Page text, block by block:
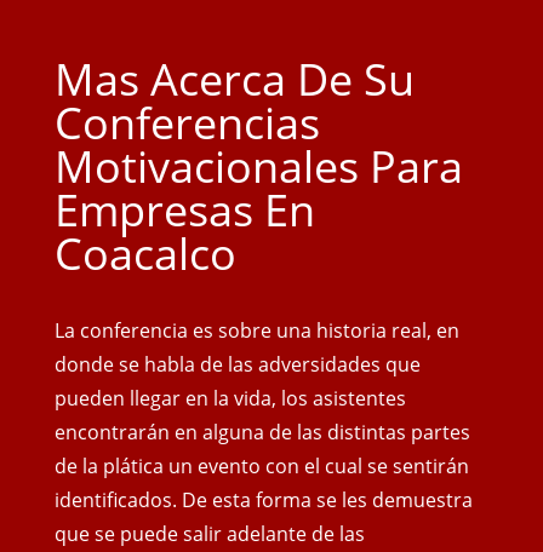
Mas Acerca De Su
Conferencias
Motivacionales Para
Empresas En
Coacalco
La conferencia es sobre una historia real, en
donde se habla de las adversidades que
pueden llegar en la vida, los asistentes
encontrarán en alguna de las distintas partes
de la plática un evento con el cual se sentirán
identificados. De esta forma se les demuestra
que se puede salir adelante de las